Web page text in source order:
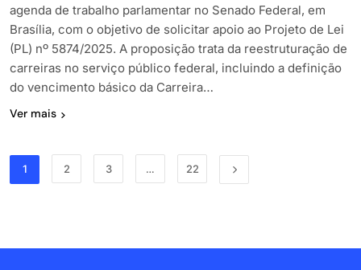
agenda de trabalho parlamentar no Senado Federal, em
Brasília, com o objetivo de solicitar apoio ao Projeto de Lei
(PL) nº 5874/2025. A proposição trata da reestruturação de
carreiras no serviço público federal, incluindo a definição
do vencimento básico da Carreira…
Ver mais
1 2 3 … 22